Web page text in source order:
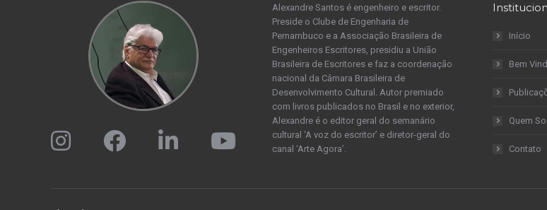
Alexandre Santos é engenheiro e escritor.
Preside o Clube de Engenharia de
Pernambuco e a Associação Brasileira de
Engenheiros Escritores, presidiu a União
Brasileira de Escritores e faz a coordenação
nacional da Câmara Brasileira de
Desenvolvimento Cultural. Autor premiado
com livros publicados no Brasil e no exterior,
Alexandre é o editor geral do semanário
cultural ‘A voz do escritor’ e diretor-geral do
canal ‘Arte Agora’.
Início
Bem
Quem
Contato